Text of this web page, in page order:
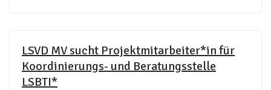
LSVD MV sucht Projektmitarbeiter*in für
Koordinierungs- und Beratungsstelle
LSBTI*